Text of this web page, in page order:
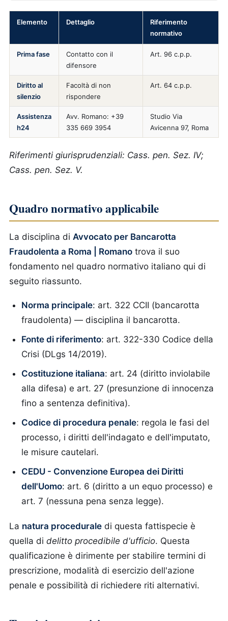
Elemento Dettaglio
Riferimento
normativo
Prima fase
Contatto con il
difensore
Art. 96 c.p.p.
Diritto al
silenzio
Facoltà di non
rispondere
Art. 64 c.p.p.
Assistenza
h24
Avv. Romano: +39
335 669 3954
Studio Via
Avicenna 97, Roma
Riferimenti giurisprudenziali: Cass. pen. Sez. IV;
Cass. pen. Sez. V.
Quadro normativo applicabile
La disciplina di Avvocato per Bancarotta
Fraudolenta a Roma | Romano trova il suo
fondamento nel quadro normativo italiano qui di
seguito riassunto.
Norma principale: art. 322 CCII (bancarotta
fraudolenta) — disciplina il bancarotta.
Fonte di riferimento: art. 322-330 Codice della
Crisi (DLgs 14/2019).
Costituzione italiana: art. 24 (diritto inviolabile
alla difesa) e art. 27 (presunzione di innocenza
fino a sentenza definitiva).
Codice di procedura penale: regola le fasi del
processo, i diritti dell'indagato e dell'imputato,
le misure cautelari.
CEDU - Convenzione Europea dei Diritti
dell'Uomo: art. 6 (diritto a un equo processo) e
art. 7 (nessuna pena senza legge).
La natura procedurale di questa fattispecie è
quella di delitto procedibile d'ufficio. Questa
qualificazione è dirimente per stabilire termini di
prescrizione, modalità di esercizio dell'azione
penale e possibilità di richiedere riti alternativi.